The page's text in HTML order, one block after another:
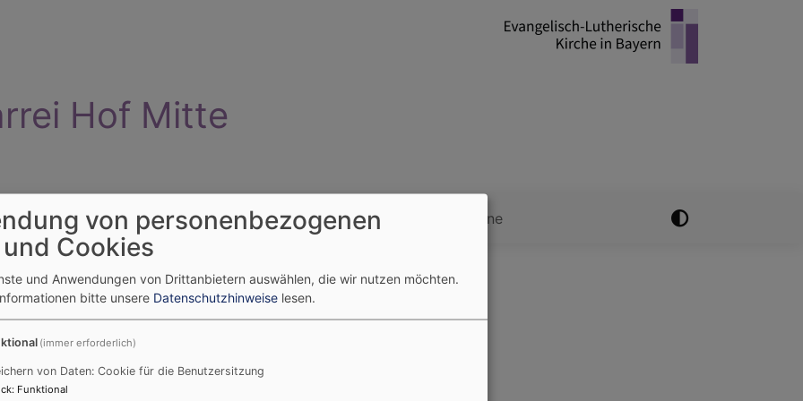
Hof Mitte
Angebote & Aktivitäten Seniorentreff ABS Kindergarten Termine
sind geschlüpft!
von personenbezogenen
Cookies
und Anwendungen von Drittanbietern auswählen, die wir nutzen möchten.
bitte unsere Datenschutzhinweise lesen.
(immer erforderlich)
von Daten: Cookie für die Benutzersitzung
: Funktional